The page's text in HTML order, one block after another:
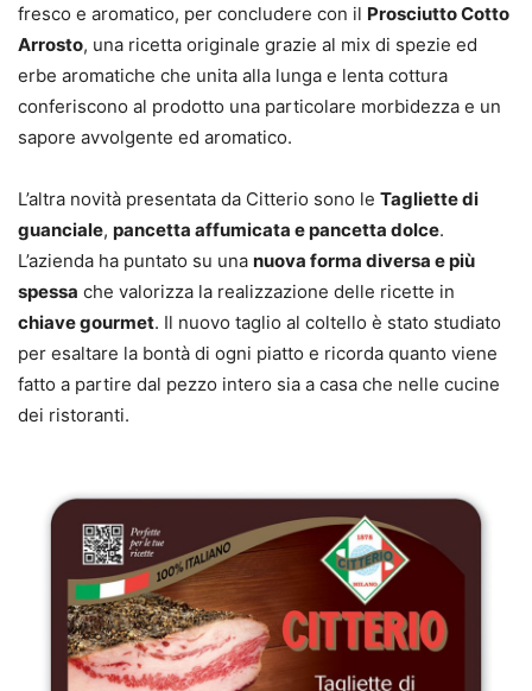
fresco e aromatico, per concludere con il Prosciutto Cotto
Arrosto, una ricetta originale grazie al mix di spezie ed
erbe aromatiche che unita alla lunga e lenta cottura
conferiscono al prodotto una particolare morbidezza e un
sapore avvolgente ed aromatico.
L’altra novità presentata da Citterio sono le Tagliette di
guanciale, pancetta affumicata e pancetta dolce.
L’azienda ha puntato su una nuova forma diversa e più
spessa che valorizza la realizzazione delle ricette in
chiave gourmet. Il nuovo taglio al coltello è stato studiato
per esaltare la bontà di ogni piatto e ricorda quanto viene
fatto a partire dal pezzo intero sia a casa che nelle cucine
dei ristoranti.